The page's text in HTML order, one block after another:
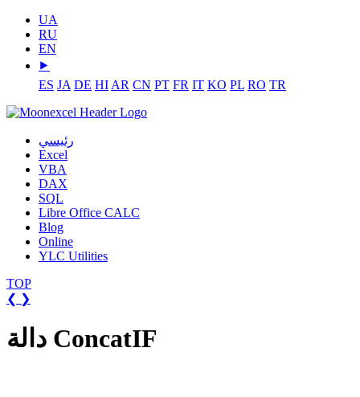
UA
RU
EN
⯈
ES JA DE HI AR CN PT FR IT KO PL RO TR
رئيسي
Excel
VBA
DAX
SQL
Libre Office CALC
Blog
Online
YLC Utilities
TOP
❮ ❯
دالة ConcatIF